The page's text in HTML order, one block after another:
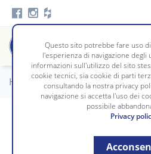
Home / Tavola e Cucina /
Questo sito potrebbe fare uso
l'esperienza di navigazione
informazioni sull'utilizzo del sito
cookie tecnici, sia cookie di parti
consultando la nostra privacy
navigazione si accetta l'uso dei
possibile
Privacy